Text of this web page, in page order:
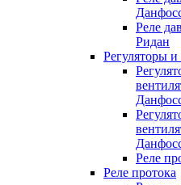
Реле
Ридан
Регуляторы и
Реле
Реле протока